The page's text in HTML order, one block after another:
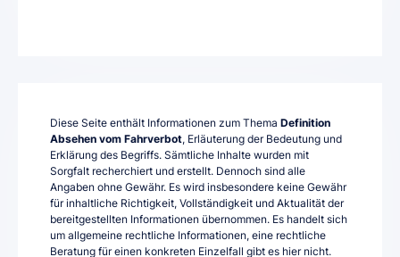
Diese Seite enthält Informationen zum Thema Definition
Absehen vom Fahrverbot, Erläuterung der Bedeutung und
Erklärung des Begriffs. Sämtliche Inhalte wurden mit
Sorgfalt recherchiert und erstellt. Dennoch sind alle
Angaben ohne Gewähr. Es wird insbesondere keine Gewähr
für inhaltliche Richtigkeit, Vollständigkeit und Aktualität der
bereitgestellten Informationen übernommen. Es handelt sich
um allgemeine rechtliche Informationen, eine rechtliche
Beratung für einen konkreten Einzelfall gibt es hier nicht.